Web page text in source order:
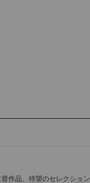
作品、待望のセレクション